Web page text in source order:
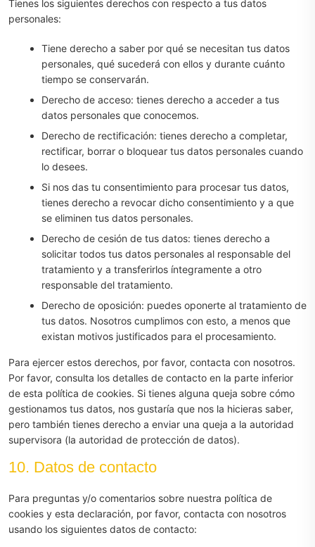
Tienes los siguientes derechos con respecto a tus datos
personales:
Tiene derecho a saber por qué se necesitan tus datos
personales, qué sucederá con ellos y durante cuánto
tiempo se conservarán.
Derecho de acceso: tienes derecho a acceder a tus
datos personales que conocemos.
Derecho de rectificación: tienes derecho a completar,
rectificar, borrar o bloquear tus datos personales cuando
lo desees.
Si nos das tu consentimiento para procesar tus datos,
tienes derecho a revocar dicho consentimiento y a que
se eliminen tus datos personales.
Derecho de cesión de tus datos: tienes derecho a
solicitar todos tus datos personales al responsable del
tratamiento y a transferirlos íntegramente a otro
responsable del tratamiento.
Derecho de oposición: puedes oponerte al tratamiento de
tus datos. Nosotros cumplimos con esto, a menos que
existan motivos justificados para el procesamiento.
Para ejercer estos derechos, por favor, contacta con nosotros.
Por favor, consulta los detalles de contacto en la parte inferior
de esta política de cookies. Si tienes alguna queja sobre cómo
gestionamos tus datos, nos gustaría que nos la hicieras saber,
pero también tienes derecho a enviar una queja a la autoridad
supervisora (la autoridad de protección de datos).
10. Datos de contacto
Para preguntas y/o comentarios sobre nuestra política de
cookies y esta declaración, por favor, contacta con nosotros
usando los siguientes datos de contacto: